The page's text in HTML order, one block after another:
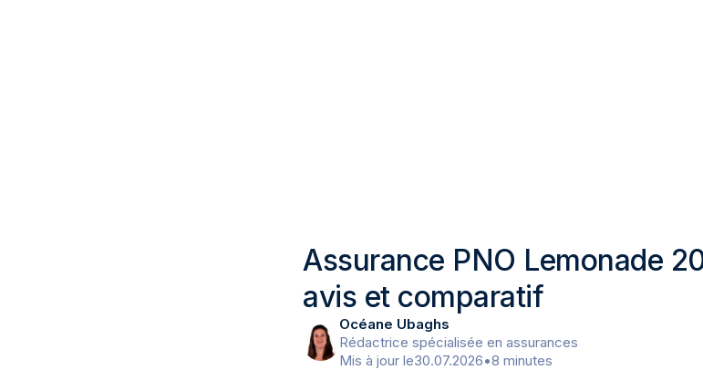
Assurance PNO Lemonade
avis et comparatif
Océane Ubaghs
Rédactrice spécialisée en assurances
Mis à jour le30.07.2026•8 minutes